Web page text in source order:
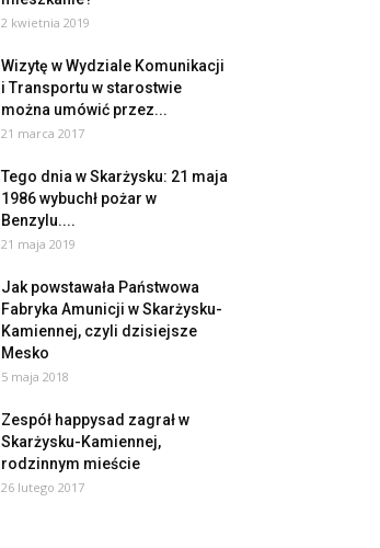
2 kwietnia 2019
Wizytę w Wydziale Komunikacji
i Transportu w starostwie
można umówić przez...
21 marca 2017
Tego dnia w Skarżysku: 21 maja
1986 wybuchł pożar w
Benzylu....
21 maja 2019
Jak powstawała Państwowa
Fabryka Amunicji w Skarżysku-
Kamiennej, czyli dzisiejsze
Mesko
5 maja 2018
Zespół happysad zagrał w
Skarżysku-Kamiennej,
rodzinnym mieście
26 lutego 2017